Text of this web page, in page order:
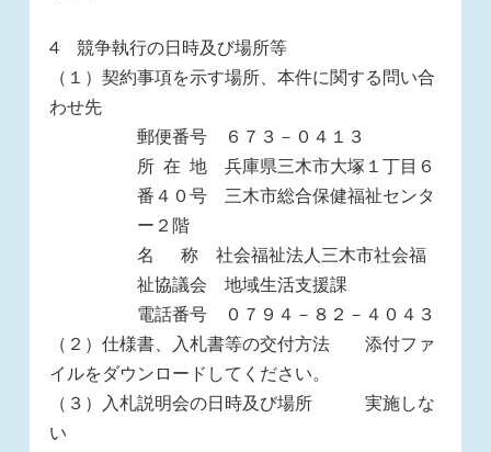
4 競争執行の日時及び場所等
（１）契約事項を示す場所、本件に関する問い合
わせ先
郵便番号 ６７３－０４１３
所 在 地 兵庫県三木市大塚１丁目６
番４０号 三木市総合保健福祉センタ
ー２階
名 称 社会福祉法人三木市社会福
祉協議会 地域生活支援課
電話番号 ０７９４－８２－４０４３
（２）仕様書、入札書等の交付方法 添付ファ
イルをダウンロードしてください。
（３）入札説明会の日時及び場所 実施しな
い